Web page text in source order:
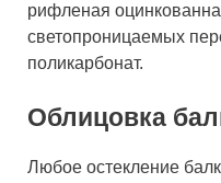
рифленая
светопроницаемых
поликарбонат.
Облицовка
Любое остекление